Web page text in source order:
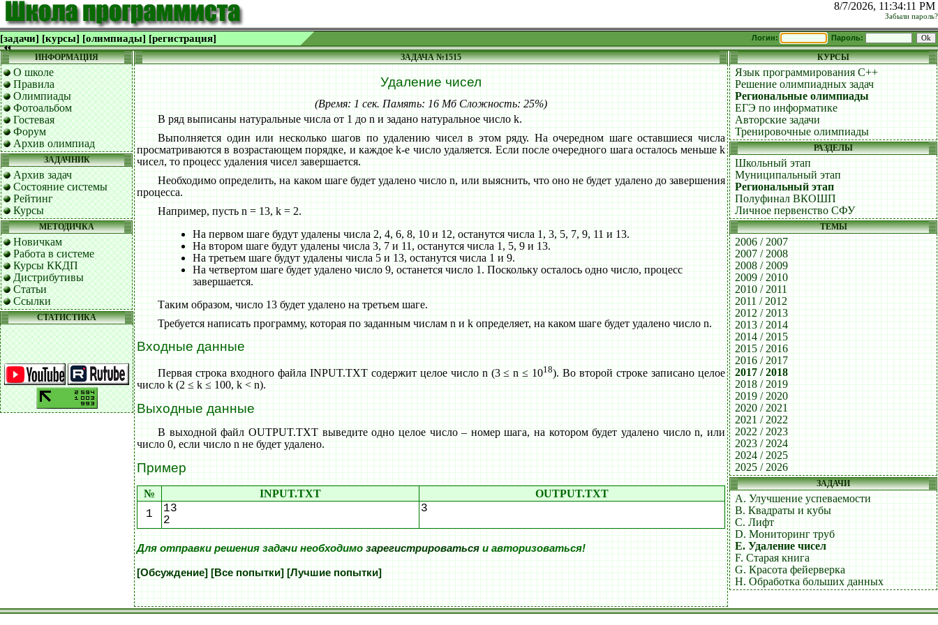
8/7/2026, 11:34:11 PM
Забыли пароль?
[задачи] [курсы] [олимпиады] [регистрация] Логин: Пароль:
ИНФОРМАЦИЯ
О школе
Правила
Олимпиады
Фотоальбом
Гостевая
Форум
Архив олимпиад
ЗАДАЧНИК
Архив задач
Состояние системы
Рейтинг
Курсы
МЕТОДИЧКА
Новичкам
Работа в системе
Курсы ККДП
Дистрибутивы
Статьи
Ссылки
СТАТИСТИКА
ЗАДАЧА №1515
Удаление чисел
(Время: 1 сек. Память: 16 Мб Сложность: 25%)
В ряд выписаны натуральные числа от 1 до n и задано натуральное число k.
Выполняется один или несколько шагов по удалению чисел в этом ряду. На очередном шаге оставшиеся числа
просматриваются в возрастающем порядке, и каждое k-е число удаляется. Если после очередного шага осталось меньше k
чисел, то процесс удаления чисел завершается.
Необходимо определить, на каком шаге будет удалено число n, или выяснить, что оно не будет удалено до завершения
процесса.
Например, пусть n = 13, k = 2.
На первом шаге будут удалены числа 2, 4, 6, 8, 10 и 12, останутся числа 1, 3, 5, 7, 9, 11 и 13.
На втором шаге будут удалены числа 3, 7 и 11, останутся числа 1, 5, 9 и 13.
На третьем шаге будут удалены числа 5 и 13, останутся числа 1 и 9.
На четвертом шаге будет удалено число 9, останется число 1. Поскольку осталось одно число, процесс
завершается.
Таким образом, число 13 будет удалено на третьем шаге.
Требуется написать программу, которая по заданным числам n и k определяет, на каком шаге будет удалено число n.
Входные данные
Первая строка входного файла INPUT.TXT содержит целое число n (3 ≤ n ≤ 1018). Во второй строке записано целое
число k (2 ≤ k ≤ 100, k < n).
Выходные данные
В выходной файл OUTPUT.TXT выведите одно целое число – номер шага, на котором будет удалено число n, или
число 0, если число n не будет удалено.
Пример
№ INPUT.TXT OUTPUT.TXT
1
13
2
3
Для отправки решения задачи необходимозарегистрироватьсяи авторизоваться!
[Обсуждение] [Все попытки] [Лучшие попытки]
КУРСЫ
Язык программирования C++
Решение олимпиадных задач
Региональные олимпиады
ЕГЭ по информатике
Авторские задачи
Тренировочные олимпиады
РАЗДЕЛЫ
Школьный этап
Муниципальный этап
Региональный этап
Полуфинал ВКОШП
Личное первенство СФУ
ТЕМЫ
2006 / 2007
2007 / 2008
2008 / 2009
2009 / 2010
2010 / 2011
2011 / 2012
2012 / 2013
2013 / 2014
2014 / 2015
2015 / 2016
2016 / 2017
2017 / 2018
2018 / 2019
2019 / 2020
2020 / 2021
2021 / 2022
2022 / 2023
2023 / 2024
2024 / 2025
2025 / 2026
ЗАДАЧИ
A. Улучшение успеваемости
B. Квадраты и кубы
C. Лифт
D. Мониторинг труб
E. Удаление чисел
F. Старая книга
G. Красота фейерверка
H. Обработка больших данных